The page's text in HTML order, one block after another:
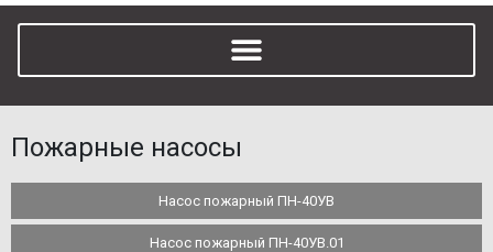
Пожарные насосы
Насос пожарный ПН-40УВ
Насос пожарный ПН-40УВ.01